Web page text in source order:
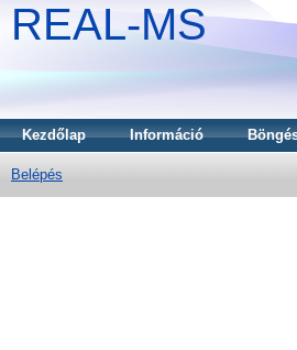
REAL-MS
Kezdőlap Információ
Belépés